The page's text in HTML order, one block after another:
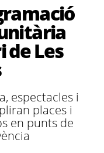
de Les
espectacles i
places i
en punts de